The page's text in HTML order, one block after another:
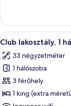
további
részletei
A
következő
szoba
összes
képének
megtekintése:
Club
11
Club lakosztály, 1
33 négyzetméter
1 hálószoba
3 férőhely
1 king (extra